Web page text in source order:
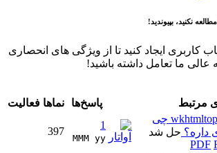
نکنید، بپیوندید!
کاربری ایجاد کنید تا از ویژگی های انحصاری
عالی ما تعامل داشته باشید!
مرتبط
پاسخ‌ها نماها فعالیت
ابزار خط فرمان wkhtmltopdf چی
داره؟ حل شد
PDF
1
MMM yy
397